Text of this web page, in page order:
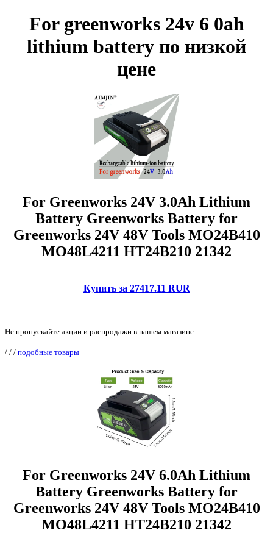
For greenworks 24v 6 0ah
lithium battery по низкой
цене
For Greenworks 24V 3.0Ah Lithium
Battery Greenworks Battery for
Greenworks 24V 48V Tools MO24B410
MO48L4211 HT24B210 21342
Купить за 27417.11 RUR
Не пропускайте акции и распродажи в нашем магазине.
/ / / подобные товары
For Greenworks 24V 6.0Ah Lithium
Battery Greenworks Battery for
Greenworks 24V 48V Tools MO24B410
MO48L4211 HT24B210 21342